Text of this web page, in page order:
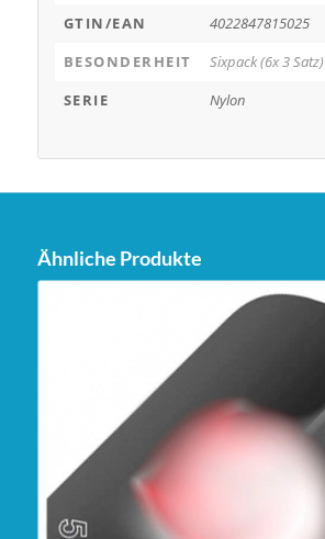
GTIN/EAN
4022847815025
BESONDERHEIT
Sixpack (6x 3 Satz)
SERIE
Nylon
Ähnliche Produkte